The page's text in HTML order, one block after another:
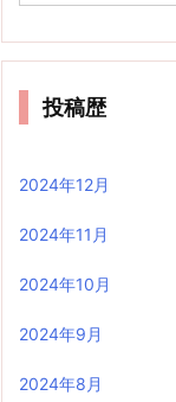
投稿歴
2024年12月
2024年11月
2024年10月
2024年9月
2024年8月